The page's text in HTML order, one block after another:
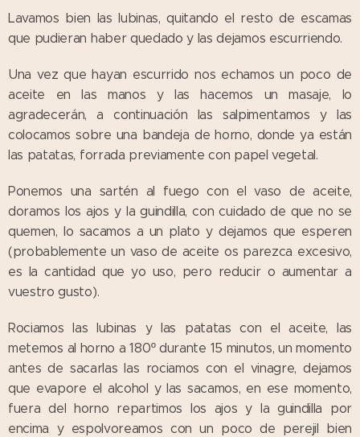
Lavamos bien las lubinas, quitando el resto de escamas
que pudieran haber quedado y las dejamos escurriendo.
Una vez que hayan escurrido nos echamos un poco de
aceite en las manos y las hacemos un masaje, lo
agradecerán, a continuación las salpimentamos y las
colocamos sobre una bandeja de horno, donde ya están
las patatas, forrada previamente con papel vegetal.
Ponemos una sartén al fuego con el vaso de aceite,
doramos los ajos y la guindilla, con cuidado de que no se
quemen, lo sacamos a un plato y dejamos que esperen
(probablemente un vaso de aceite os parezca excesivo,
es la cantidad que yo uso, pero reducir o aumentar a
vuestro gusto).
Rociamos las lubinas y las patatas con el aceite, las
metemos al horno a 180º durante 15 minutos, un momento
antes de sacarlas las rociamos con el vinagre, dejamos
que evapore el alcohol y las sacamos, en ese momento,
fuera del horno repartimos los ajos y la guindilla por
encima y espolvoreamos con un poco de perejil bien